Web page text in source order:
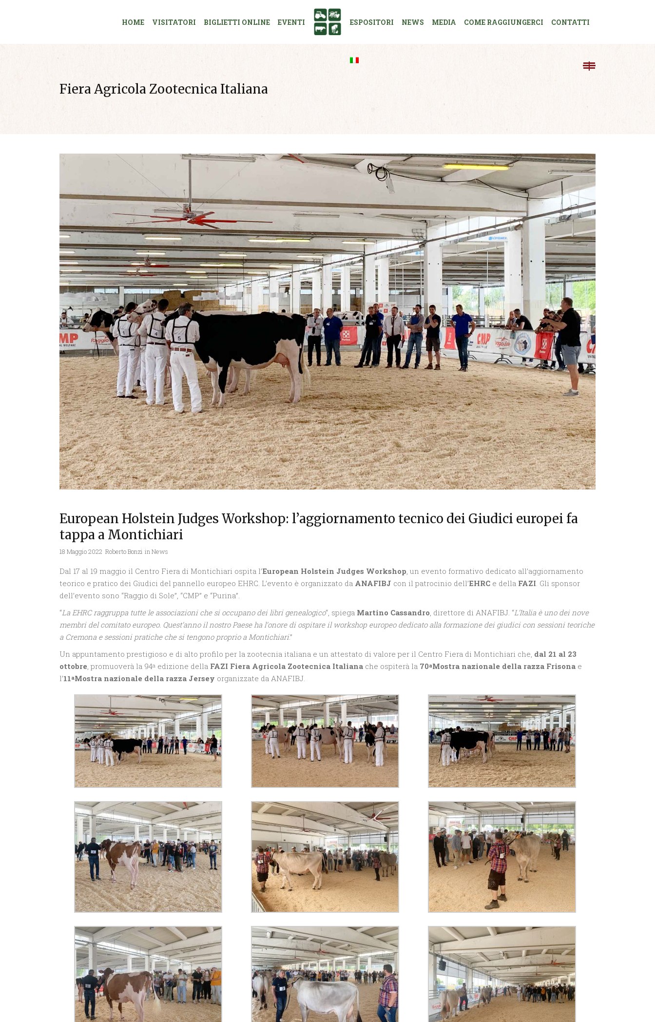
HOME VISITATORI BIGLIETTI ONLINE EVENTI ESPOSITORI NEWS MEDIA COME RAGGIUNGERCI CONTATTI
Fiera Agricola Zootecnica Italiana
European Holstein Judges Workshop: l’aggiornamento tecnico dei Giudici europei fa
tappa a Montichiari
18 Maggio 2022 Roberto Bonzi in News
Dal 17 al 19 maggio il Centro Fiera di Montichiari ospita l’European Holstein Judges Workshop , un evento formativo dedicato all’aggiornamento
teorico e pratico dei Giudici del pannello europeo EHRC. L’evento è organizzato da ANAFIBJ con il patrocinio dell’EHRC e della FAZI . Gli sponsor
dell’evento sono “Raggio di Sole”, “CMP” e “Purina”.
“La EHRC raggruppa tutte le associazioni che si occupano dei libri genealogico“, spiega Martino Cassandro , direttore di ANAFIBJ. “L’Italia è uno dei nove
membri del comitato europeo. Quest’anno il nostro Paese ha l’onore di ospitare il workshop europeo dedicato alla formazione dei giudici con sessioni teoriche
a Cremona e sessioni pratiche che si tengono proprio a Montichiari.”
Un appuntamento prestigioso e di alto profilo per la zootecnia italiana e un attestato di valore per il Centro Fiera di Montichiari che, dal 21 al 23
ottobre , promuoverà la 94a edizione della FAZI Fiera Agricola Zootecnica Italiana che ospiterà la 70aMostra nazionale della razza Frisona e
l’11aMostra nazionale della razza Jersey organizzate da ANAFIBJ.